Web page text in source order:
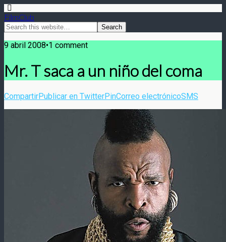
FilmClub
9 abril 2008•1 comment
Mr. T saca a un niño del coma
CompartirPublicar en TwitterPinCorreo electrónicoSMS